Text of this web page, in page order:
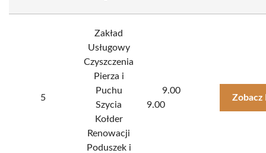
5
Zakład
Usługowy
Czyszczenia
Pierza i
Puchu
Szycia
Kołder
Renowacji
Poduszek i
9.00
9.00
Zobacz